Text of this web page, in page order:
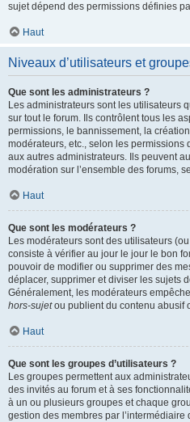
sujet dépend des permissions définies
Haut
Niveaux d’utilisateurs et
Que sont les administrateurs ?
Les administrateurs sont les utilisateurs
sur tout le forum. Ils contrôlent tous les
permissions, le bannissement, la
modérateurs, etc., selon les
aux autres administrateurs. Ils peuvent
modération sur l’ensemble des forums,
Haut
Que sont les modérateurs ?
Les modérateurs sont des utilisateurs
consiste à vérifier au jour le jour le bon
pouvoir de modifier ou supprimer des
déplacer, supprimer et diviser les sujets
Généralement, les modérateurs
hors-sujetou publient du contenu abusif
Haut
Que sont les groupes d’utilisateurs ?
Les groupes permettent aux
des invités au forum et à ses
à un ou plusieurs groupes et chaque
gestion des membres par l’intermédiaire